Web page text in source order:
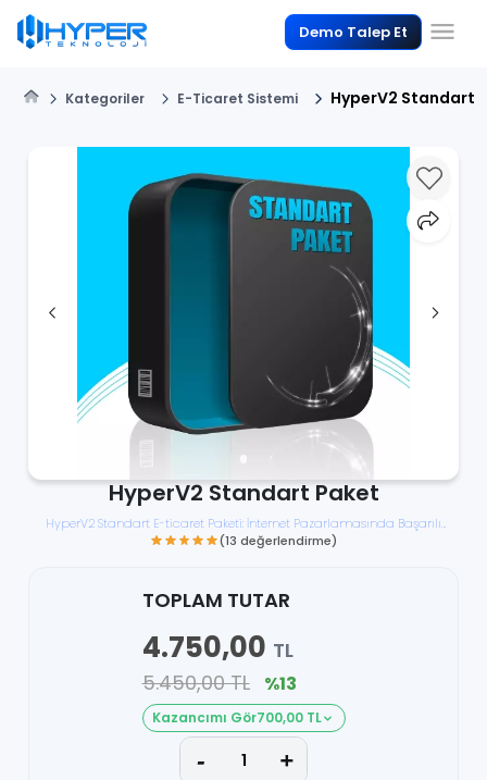
Demo Talep Et
Kategoriler E-Ticaret Sistemi HyperV2 Standart
HyperV2 Standart Paket
HyperV2 Standart E-ticaret Paketi: İnternet Pazarlamasında Başarılı
Olmanın Anahtarı
(13 değerlendirme)
TOPLAM TUTAR
4.750,00 TL
5.450,00 TL
%13
Kazancımı Gör700,00 TL